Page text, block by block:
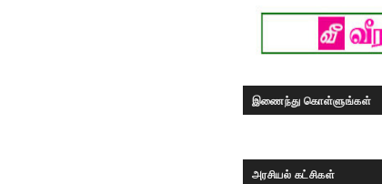
இணைந்து கொள்ளுங்கள்
அரசியல் கட்சிகள்